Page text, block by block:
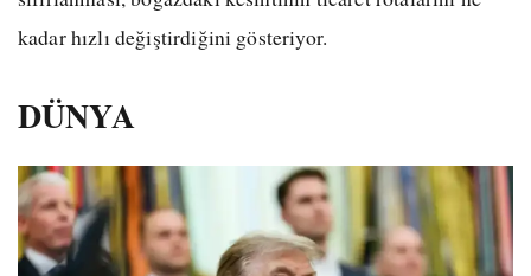
kadar hızlı değiştirdiğini gösteriyor.
DÜNYA